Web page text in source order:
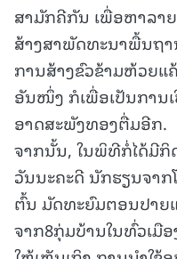
ສາມັກຄີກັນ ເພື່ອຫາລາ
ສ້າງສາພັດທະນາພື້ນຖາ
ການສ້າງຂົວຂ້າມຫ້ວຍແ
ອັນໜຶ່ງ ກໍເພື່ອເປັນການ
ອາດສະພັງທອງຕື່ມອີກ.
ຈາກນັ້ນ, ໃນພິທີກໍ່ໄດ້ມີກິ
ວັນນະຄະດີ ນັກຮຽນຈາ
ຕົ້ນ ມັດທະຍົມຕອນປາຍ
ຈາກ8ກຸ່ມບ້ານໃນທົ່ວເມື